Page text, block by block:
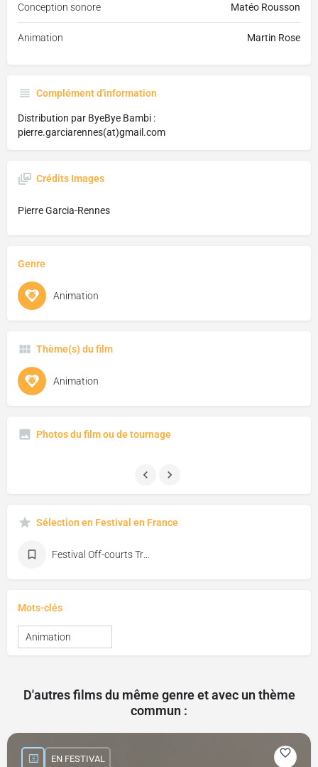
Conception sonore Matéo Rousson
Animation Martin Rose
Complément d'information
Distribution par ByeBye Bambi :
pierre.garciarennes(at)gmail.com
Crédits Images
Pierre Garcia-Rennes
Genre
Animation
Thème(s) du film
Animation
Photos du film ou de tournage
Sélection en Festival en France
Mots-clés
Animation
D'autres films du même genre et avec un thème
commun :
EN FESTIVAL